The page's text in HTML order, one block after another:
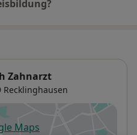
Zahnarzt
Recklinghausen
Maps